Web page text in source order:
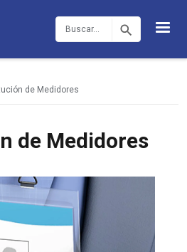
Buscar
de Medidores
de Medidores